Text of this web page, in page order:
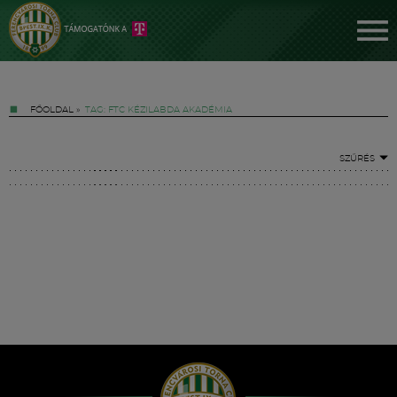
FŐOLDAL » TAG: FTC KÉZILABDA AKADÉMIA
SZŰRÉS
Hírek